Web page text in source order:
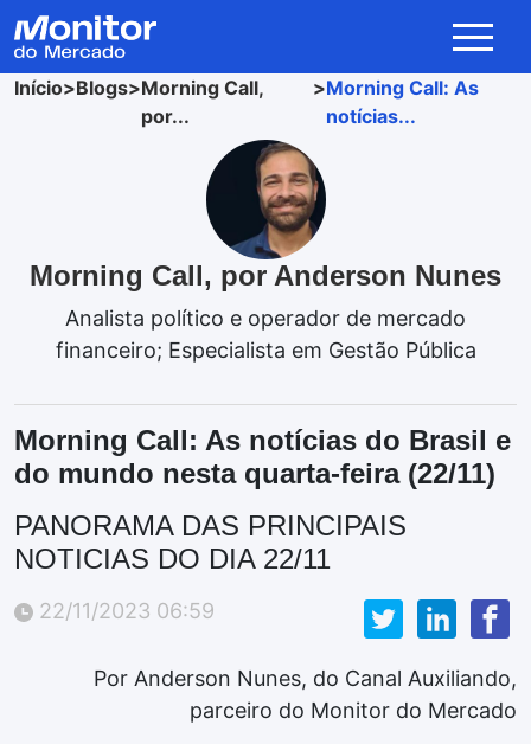
Início>Blogs>Morning Call,
por...
>Morning Call: As
notícias...
Morning Call, por Anderson Nunes
Analista político e operador de mercado
financeiro; Especialista em Gestão Pública
Morning Call: As notícias do Brasil e
do mundo nesta quarta-feira (22/11)
PANORAMA DAS PRINCIPAIS
NOTICIAS DO DIA 22/11
22/11/2023 06:59
Por Anderson Nunes, do Canal Auxiliando,
parceiro do Monitor do Mercado